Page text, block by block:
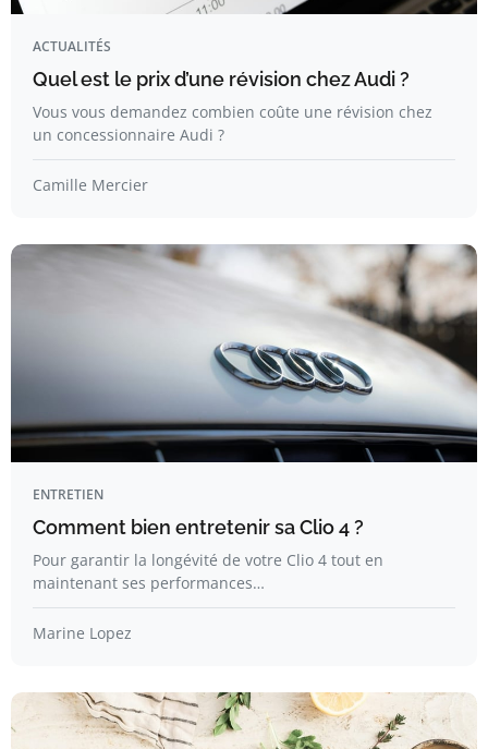
ACTUALITÉS
Quel est le prix d’une révision chez Audi ?
Vous vous demandez combien coûte une révision chez
un concessionnaire Audi ?
Camille Mercier
ENTRETIEN
Comment bien entretenir sa Clio 4 ?
Pour garantir la longévité de votre Clio 4 tout en
maintenant ses performances…
Marine Lopez